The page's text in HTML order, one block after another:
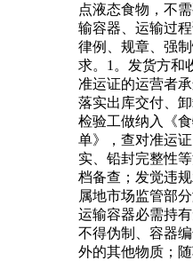
点液态食物，不
输容器、运输过
律例、规章、强
求。1。发货方和
准运证的运营者
落实出库交付、
检验工做纳入《
单》，查对准运
实、铅封完整性
档备查；发觉违
属地市场监管部
运输容器必需持
不得伪制、容器
外的其他物质；